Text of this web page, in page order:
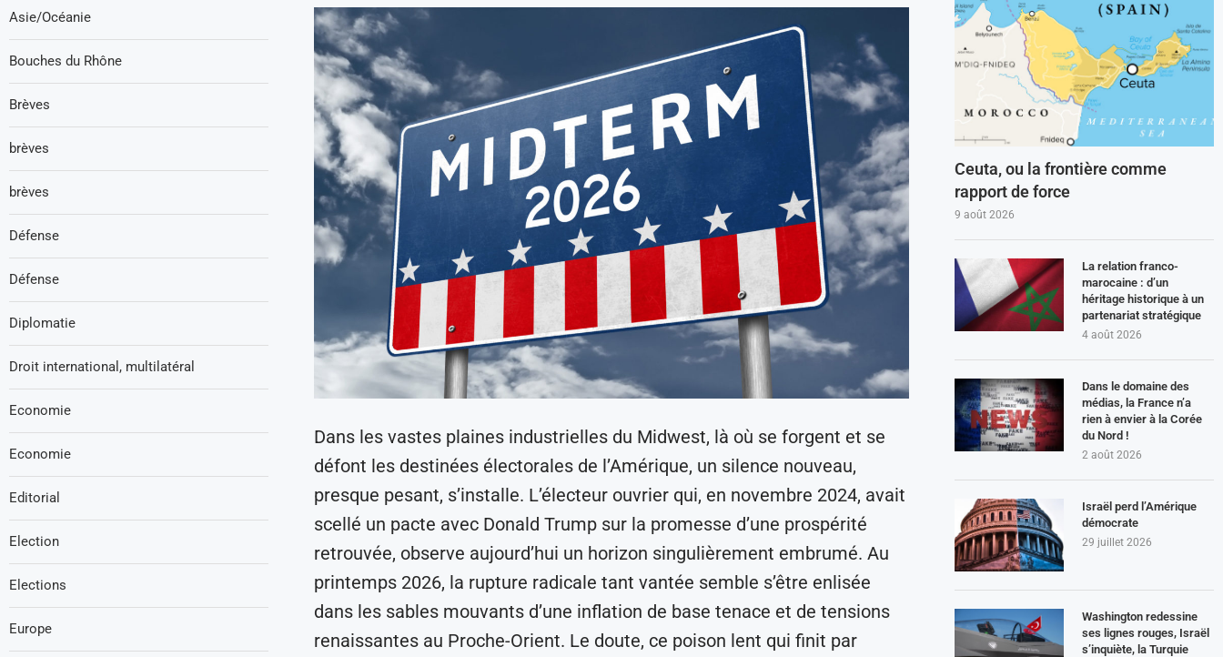
Dans les vastes plaines industrielles du Midwest, là où se forgent et se
défont les destinées électorales de l’Amérique, un silence nouveau,
presque pesant, s’installe. L’électeur ouvrier qui, en novembre 2024, avait
scellé un pacte avec Donald Trump sur la promesse d’une prospérité
retrouvée, observe aujourd’hui un horizon singulièrement embrumé. Au
printemps 2026, la rupture radicale tant vantée semble s’être enlisée
dans les sables mouvants d’une inflation de base tenace et de tensions
renaissantes au Proche-Orient. Le doute, ce poison lent qui finit par
Ceuta, ou la frontière comme
rapport de force
9 août 2026
La relation franco-
marocaine : d’un
héritage historique à un
partenariat stratégique
4 août 2026
Dans le domaine des
médias, la France n’a
rien à envier à la Corée
du Nord !
2 août 2026
Israël perd l’Amérique
démocrate
29 juillet 2026
Washington redessine
ses lignes rouges, Israël
s’inquiète, la Turquie
Asie/Océanie
Bouches du Rhône
Brèves
brèves
brèves
Défense
Défense
Diplomatie
Droit international, multilatéral
Economie
Economie
Editorial
Election
Elections
Europe